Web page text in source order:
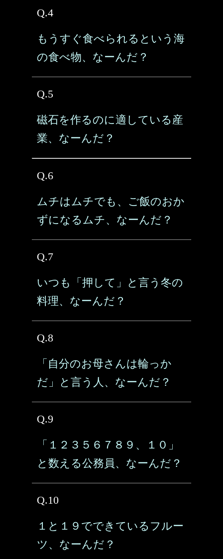
Q.4
もうすぐ食べられるという海
の食べ物、なーんだ？
Q.5
磁石を作るのに適している産
業、なーんだ？
Q.6
ムチはムチでも、ご飯のおか
ずになるムチ、なーんだ？
Q.7
いつも「押して」と言う冬の
料理、なーんだ？
Q.8
「自分のお母さんは輪っか
だ」と言う人、なーんだ？
Q.9
「１２３５６７８９、１０」
と数える公務員、なーんだ？
Q.10
１と１９でできているフルー
ツ、なーんだ？